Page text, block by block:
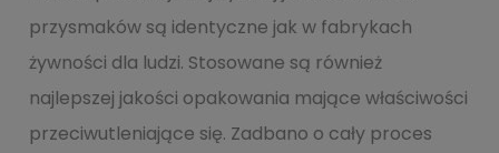
przysmaków są identyczne jak w fabrykach
żywności dla ludzi. Stosowane są również
najlepszej jakości opakowania mające właściwości
przeciwutleniające się. Zadbano o cały proces